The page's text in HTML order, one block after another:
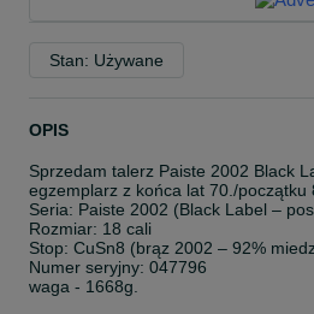
Stan: Używane
OPIS
Sprzedam talerz Paiste 2002 Black
egzemplarz z końca lat 70./początku
Seria: Paiste 2002 (Black Label –
Rozmiar: 18 cali
Stop: CuSn8 (brąz 2002 – 92%
Numer seryjny: 047796
waga - 1668g.